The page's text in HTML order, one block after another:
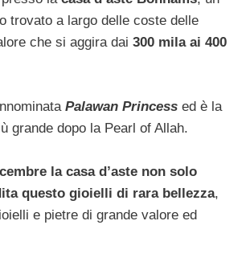
trovato a largo delle coste delle
che si aggira dai 300 mila ai 400
Palawan Princess ed è la
grande dopo la Pearl of Allah.
la casa d’aste non solo
questo gioielli di rara bellezza,
e pietre di grande valore ed